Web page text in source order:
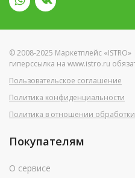
© 2008-2025 Маркетплейс
гиперссылка на www.istro.ru
Пользовательское соглашение
Политика конфиденциальности
Политика в отношении
Покупателям
О сервисе